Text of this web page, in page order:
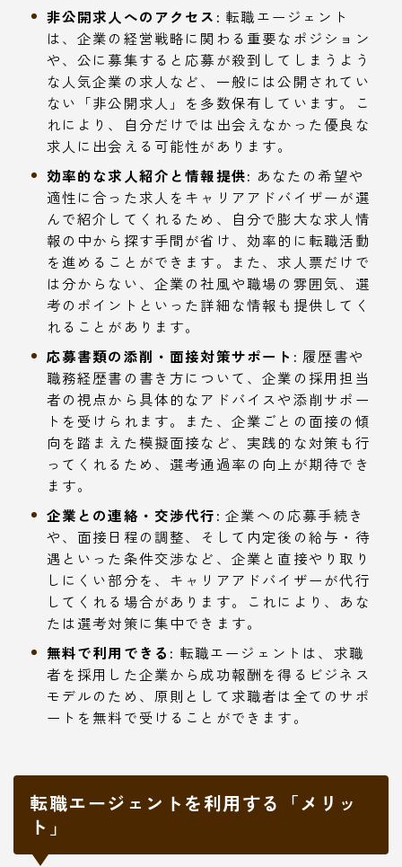
非公開求人へのアクセス: 転職エージェント
は、企業の経営戦略に関わる重要なポジション
や、公に募集すると応募が殺到してしまうよう
な人気企業の求人など、一般には公開されてい
ない「非公開求人」を多数保有しています。こ
れにより、自分だけでは出会えなかった優良な
求人に出会える可能性があります。
効率的な求人紹介と情報提供: あなたの希望や
適性に合った求人をキャリアアドバイザーが選
んで紹介してくれるため、自分で膨大な求人情
報の中から探す手間が省け、効率的に転職活動
を進めることができます。また、求人票だけで
は分からない、企業の社風や職場の雰囲気、選
考のポイントといった詳細な情報も提供してく
れることがあります。
応募書類の添削・面接対策サポート: 履歴書や
職務経歴書の書き方について、企業の採用担当
者の視点から具体的なアドバイスや添削サポー
トを受けられます。また、企業ごとの面接の傾
向を踏まえた模擬面接など、実践的な対策も行
ってくれるため、選考通過率の向上が期待でき
ます。
企業との連絡・交渉代行: 企業への応募手続き
や、面接日程の調整、そして内定後の給与・待
遇といった条件交渉など、企業と直接やり取り
しにくい部分を、キャリアアドバイザーが代行
してくれる場合があります。これにより、あな
たは選考対策に集中できます。
無料で利用できる: 転職エージェントは、求職
者を採用した企業から成功報酬を得るビジネス
モデルのため、原則として求職者は全てのサポ
ートを無料で受けることができます。
転職エージェントを利用する「メリッ
ト」